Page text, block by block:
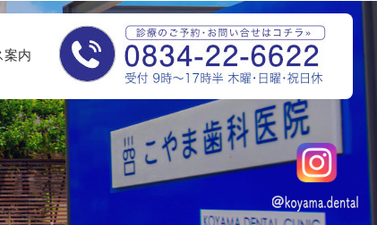
案内